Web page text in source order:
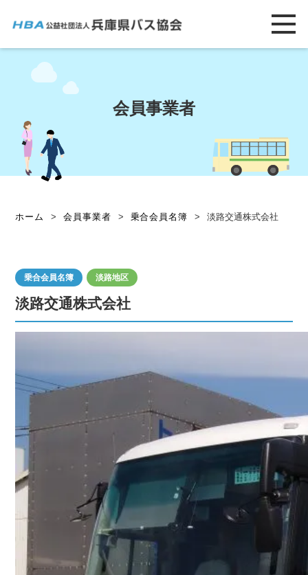
会員事業者
ホーム > 会員事業者 > 乗合会員名簿 > 淡路交通株式会社
淡路交通株式会社
乗合会員名簿 淡路地区